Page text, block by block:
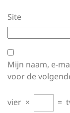
Site
Mijn naam, e-
voor de
vier × =